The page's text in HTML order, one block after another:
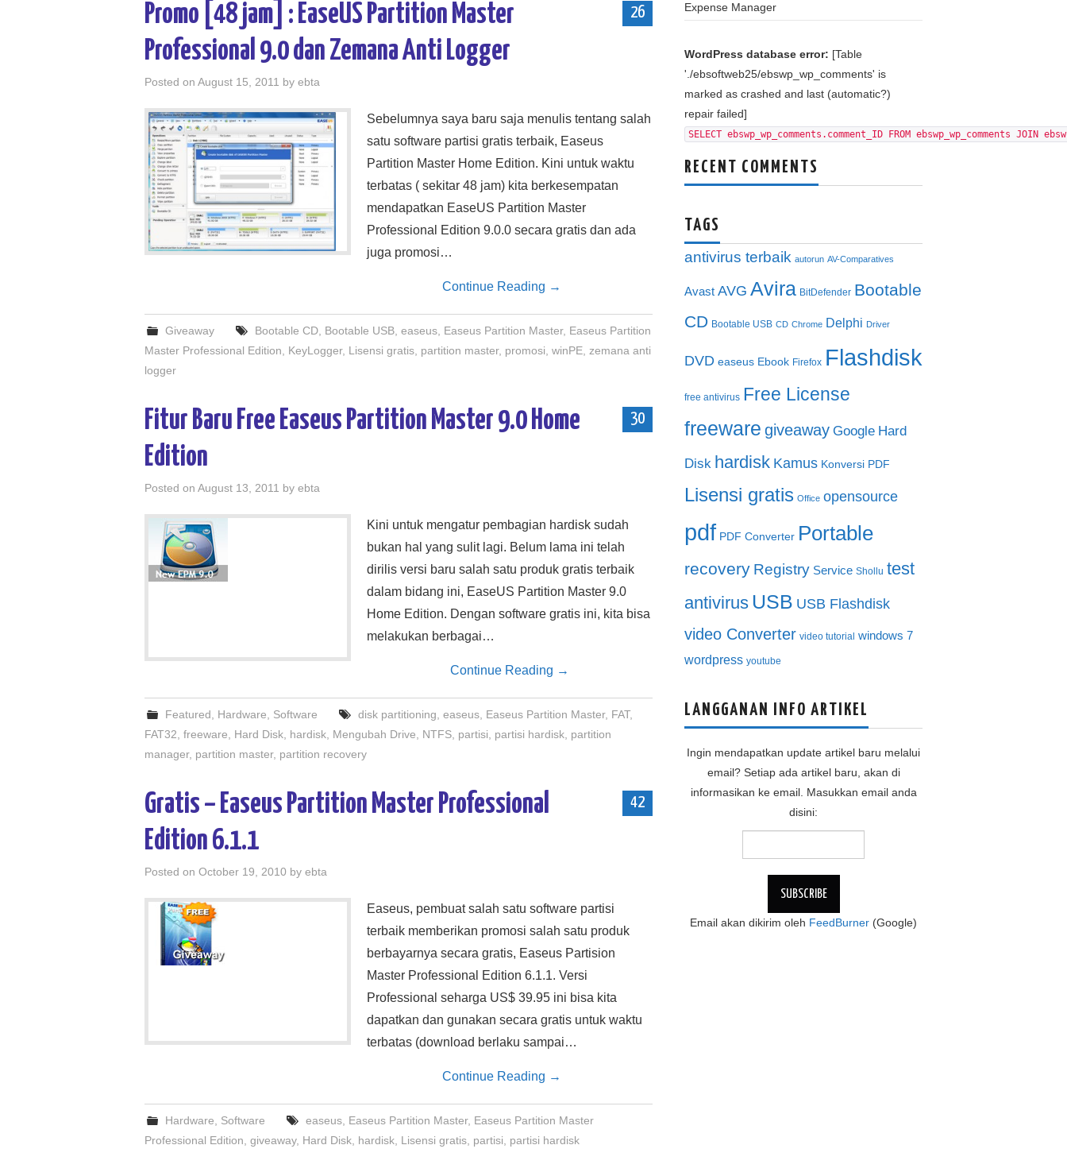
26
Promo [48 jam] : EaseUS Partition Master
Professional 9.0 dan Zemana Anti Logger
Posted on August 15, 2011 by ebta
Sebelumnya saya baru saja menulis tentang salah
satu software partisi gratis terbaik, Easeus
Partition Master Home Edition. Kini untuk waktu
terbatas ( sekitar 48 jam) kita berkesempatan
mendapatkan EaseUS Partition Master
Professional Edition 9.0.0 secara gratis dan ada
juga promosi…
Continue Reading →
Giveaway Bootable CD, Bootable USB, easeus, Easeus Partition Master, Easeus Partition
Master Professional Edition
KeyLogger, Lisensi gratis partition master, promosi winPE zemana anti
logger
30
Fitur Baru Free Easeus Partition Master 9.0 Home
Edition
Posted on August 13, 2011 by ebta
Kini untuk mengatur pembagian hardisk sudah
bukan hal yang sulit lagi. Belum lama ini telah
dirilis versi baru salah satu produk gratis terbaik
dalam bidang ini, EaseUS Partition Master 9.0
Home Edition. Dengan software gratis ini, kita bisa
melakukan berbagai…
Continue Reading →
Featured Hardware Software disk partitioning easeus, Easeus Partition Master, FAT,
FAT32 freeware Hard Disk hardisk Mengubah Drive NTFS partisi partisi hardisk partition
manager, partition master, partition recovery
42
Gratis – Easeus Partition Master Professional
Edition 6.1.1
Posted on October 19, 2010 by ebta
Easeus, pembuat salah satu software partisi
terbaik memberikan promosi salah satu produk
berbayarnya secara gratis, Easeus Partision
Master Professional Edition 6.1.1. Versi
Professional seharga US$ 39.95 ini bisa kita
dapatkan dan gunakan secara gratis untuk waktu
terbatas (download berlaku sampai…
Continue Reading →
Hardware Software easeus, Easeus Partition Master, Easeus Partition Master
Professional Edition giveaway, Hard Disk hardisk Lisensi gratis partisi partisi hardisk
Expense Manager
WordPress database error: [Table
'./ebsoftweb25/ebswp_wp_comments' is
marked as crashed and last (automatic?)
repair failed]
SELECT ebswp_wp_comments.comment_ID FROM ebswp_wp_comments
RECENT COMMENTS
TAGS
antivirus terbaik autorun AV-Comparatives
Avast AVG Avira BitDefender Bootable
CD Bootable USB CD Chrome Delphi Driver
DVD easeus Ebook Firefox Flashdisk
free antivirus Free License
freeware giveaway Google Hard
Disk hardisk Kamus Konversi PDF
Lisensi gratis Office opensource
pdf PDF Converter Portable
recovery Registry Service Shollu test
antivirus USB USB Flashdisk
video Converter video tutorial windows 7
wordpress youtube
LANGGANAN INFO ARTIKEL
Ingin mendapatkan update artikel baru melalui
email? Setiap ada artikel baru, akan di
informasikan ke email. Masukkan email anda
disini:
Email akan dikirim oleh FeedBurner (Google)